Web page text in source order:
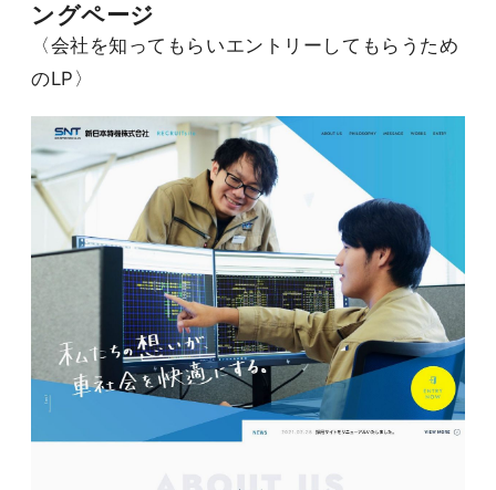
ングページ
〈会社を知ってもらいエントリーしてもらうため
のLP〉